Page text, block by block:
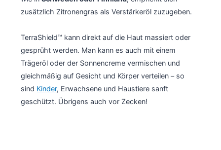
zusätzlich Zitronengras als Verstärkeröl zuzugeben.
TerraShield™ kann direkt auf die Haut massiert oder
gesprüht werden. Man kann es auch mit einem
Trägeröl oder der Sonnencreme vermischen und
gleichmäßig auf Gesicht und Körper verteilen – so
sind Kinder, Erwachsene und Haustiere sanft
geschützt. Übrigens auch vor Zecken!